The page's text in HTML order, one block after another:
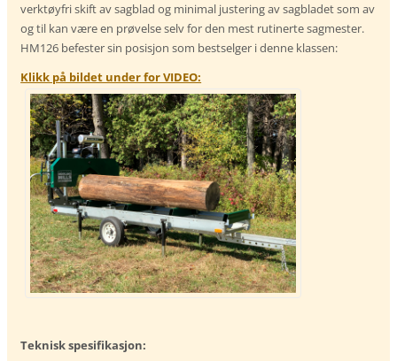
verktøyfri skift av sagblad og minimal justering av sagbladet som av
og til kan være en prøvelse selv for den mest rutinerte sagmester.
HM126 befester sin posisjon som bestselger i denne klassen:
Klikk på bildet under for VIDEO:
Teknisk spesifikasjon: